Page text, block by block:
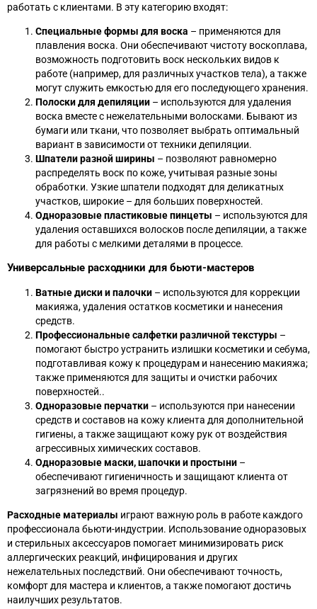
работать с клиентами. В эту категорию входят:
Специальные формы для воска – применяются для
плавления воска. Они обеспечивают чистоту воскоплава,
возможность подготовить воск нескольких видов к
работе (например, для различных участков тела), а также
могут служить емкостью для его последующего хранения.
Полоски для депиляции – используются для удаления
воска вместе с нежелательными волосками. Бывают из
бумаги или ткани, что позволяет выбрать оптимальный
вариант в зависимости от техники депиляции.
Шпатели разной ширины – позволяют равномерно
распределять воск по коже, учитывая разные зоны
обработки. Узкие шпатели подходят для деликатных
участков, широкие – для больших поверхностей.
Одноразовые пластиковые пинцеты – используются для
удаления оставшихся волосков после депиляции, а также
для работы с мелкими деталями в процессе.
Универсальные расходники для бьюти-мастеров
Ватные диски и палочки – используются для коррекции
макияжа, удаления остатков косметики и нанесения
средств.
Профессиональные салфетки различной текстуры –
помогают быстро устранить излишки косметики и себума,
подготавливая кожу к процедурам и нанесению макияжа;
также применяются для защиты и очистки рабочих
поверхностей..
Одноразовые перчатки – используются при нанесении
средств и составов на кожу клиента для дополнительной
гигиены, а также защищают кожу рук от воздействия
агрессивных химических составов.
Одноразовые маски, шапочки и простыни –
обеспечивают гигиеничность и защищают клиента от
загрязнений во время процедур.
Расходные материалы играют важную роль в работе каждого
профессионала бьюти-индустрии. Использование одноразовых
и стерильных аксессуаров помогает минимизировать риск
аллергических реакций, инфицирования и других
нежелательных последствий. Они обеспечивают точность,
комфорт для мастера и клиентов, а также помогают достичь
наилучших результатов.